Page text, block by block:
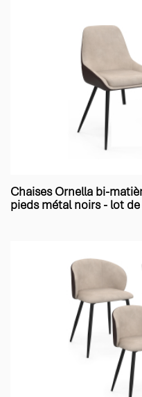
Chaises Ornella bi-matière taupe et marron
pieds métal noirs - lot